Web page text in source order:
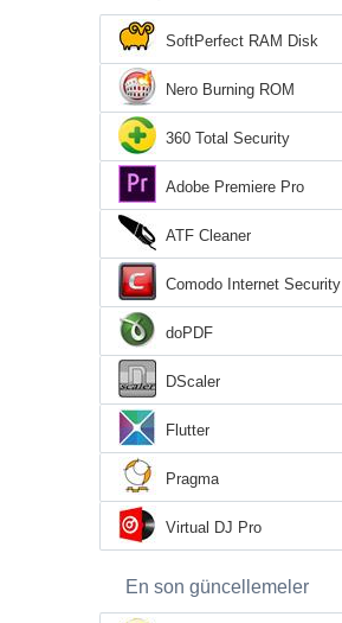
SoftPerfect RAM Disk
Nero Burning ROM
360 Total Security
Adobe Premiere Pro
ATF Cleaner
Comodo Internet Security
doPDF
DScaler
Flutter
Pragma
Virtual DJ Pro
En son güncellemeler